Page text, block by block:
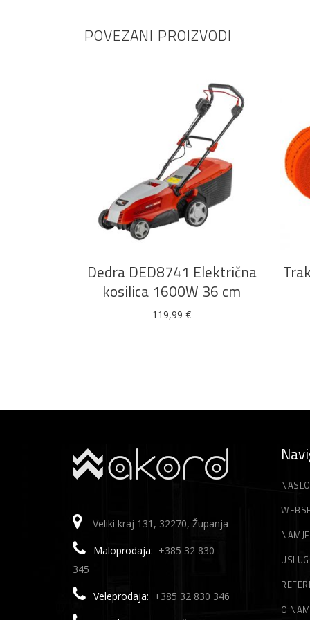
POVEZANI PROIZVODI
DODAJ U KOŠARICU
Dedra DED8741 Električna
kosilica 1600W 36 cm
119,99€
Veliki kraj 131, 32270, Županja
Maloprodaja: +385 32 830
345
Veleprodaja: +385 32 830 346
O